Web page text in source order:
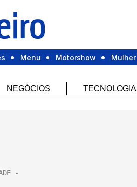
Menu Motorshow Mulher
NEGÓCIOS TECNOLOGIA